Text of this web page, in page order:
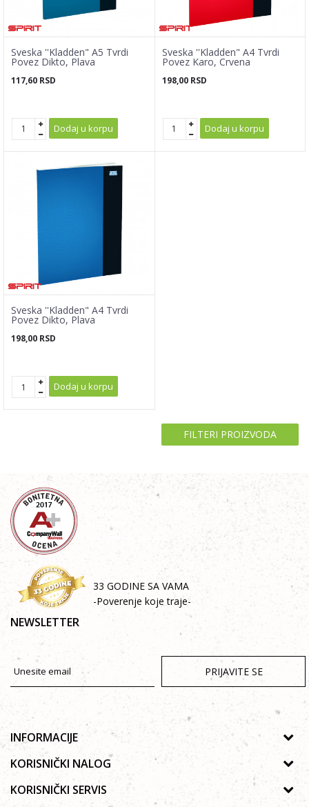
Sveska ''Kladden" A5 Tvrdi
Povez Dikto, Plava
117,60 RSD
Dodaj u korpu
Sveska ''Kladden" A4 Tvrdi
Povez Karo, Crvena
198,00 RSD
Dodaj u korpu
Sveska ''Kladden" A4 Tvrdi
Povez Dikto, Plava
198,00 RSD
Dodaj u korpu
FILTERI PROIZVODA
33 GODINE SA VAMA
-Poverenje koje traje-
NEWSLETTER
PRIJAVITE SE
INFORMACIJE
O nama
Galerija
KORISNIČKI NALOG
Uputsvo za registraciju
KORISNIČKI SERVIS